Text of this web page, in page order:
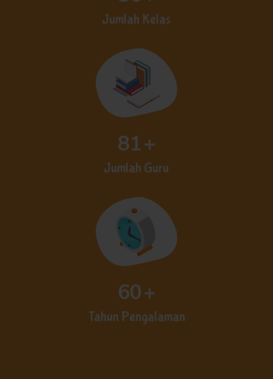
Jumlah Kelas
81+
Jumlah Guru
60+
Tahun Pengalaman